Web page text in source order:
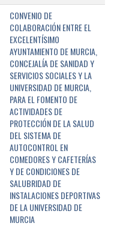
CONVENIO DE
COLABORACIÓN ENTRE EL
EXCELENTÍSIMO
AYUNTAMIENTO DE MURCIA,
CONCEJALÍA DE SANIDAD Y
SERVICIOS SOCIALES Y LA
UNIVERSIDAD DE MURCIA,
PARA EL FOMENTO DE
ACTIVIDADES DE
PROTECCIÓN DE LA SALUD
DEL SISTEMA DE
AUTOCONTROL EN
COMEDORES Y CAFETERÍAS
Y DE CONDICIONES DE
SALUBRIDAD DE
INSTALACIONES DEPORTIVAS
DE LA UNIVERSIDAD DE
MURCIA